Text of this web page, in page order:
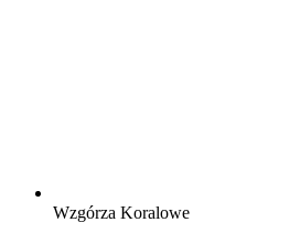
Wzgórza Koralowe